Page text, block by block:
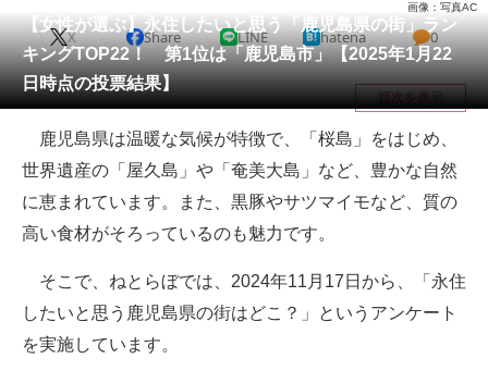
会員記事
メディア
注目記事を集めた総合ページ
ITの今と未来を見通す
スマホと通信の最新トレンド
好きが集まる 比べて選べる
ビジネスと働き方のヒント
【女性が選ぶ】永住したいと思う「鹿児島県の街」ラン
キングTOP22！ 第1位は「鹿児島市」【2025年1月22
日時点の投票結果】
画像：写真AC
X Share LINE hatena 0
目次を表示
鹿児島県は温暖な気候が特徴で、「桜島」をはじめ、
世界遺産の「屋久島」や「奄美大島」など、豊かな自然
に恵まれています。また、黒豚やサツマイモなど、質の
高い食材がそろっているのも魅力です。
そこで、ねとらぼでは、2024年11月17日から、「永住
したいと思う鹿児島県の街はどこ？」というアンケート
を実施しています。